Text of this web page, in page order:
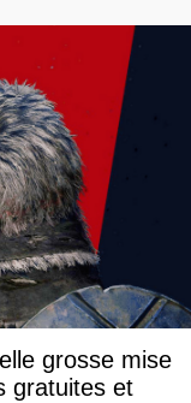
grosse mise
gratuites et